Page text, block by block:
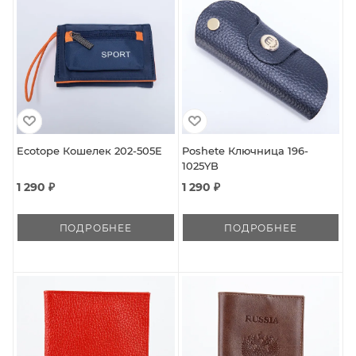
Ecotope Кошелек 202-505E
1 290 ₽
ПОДРОБНЕЕ
Poshete Ключница 196-
1025YB
1 290 ₽
ПОДРОБНЕЕ